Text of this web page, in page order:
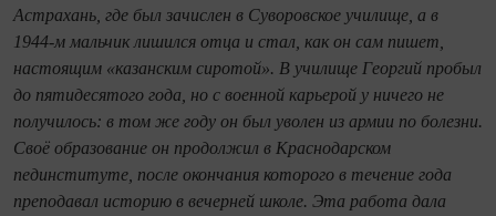
Астрахань, где был зачислен в Суворовское училище, а в
1944-м мальчик лишился отца и стал, как он сам пишет,
настоящим «казанским сиротой». В училище Георгий пробыл
до пятидесятого года, но с военной карьерой у ничего не
получилось: в том же году он был уволен из армии по болезни.
Своё образование он продолжил в Краснодарском
пединституте, после окончания которого в течение года
преподавал историю в вечерней школе. Эта работа дала